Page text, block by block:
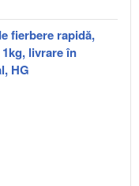
fierbere rapidă,
livrare în
HG